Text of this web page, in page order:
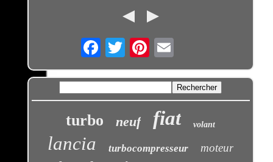
Email
turbo neuf fiat volant
lancia turbocompresseur moteur